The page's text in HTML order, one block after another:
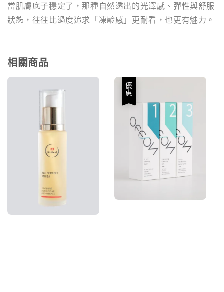
當肌膚底子穩定了，那種自然透出的光澤感、彈性與舒服
狀態，往往比過度追求「凍齡感」更耐看，也更有魅力。
相關商品
優惠